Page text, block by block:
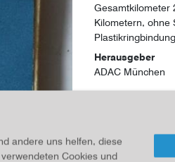
Gesamtkilometer
Kilometern, ohne
Herausgeber
ADAC München
Inhalt
andere uns helfen, diese
Cookies und